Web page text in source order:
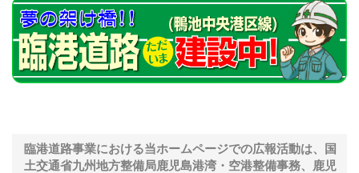
臨港道路事業における当ホームページでの広報活動は、国
土交通省九州地方整備局鹿児島港湾・空港整備事務、鹿児